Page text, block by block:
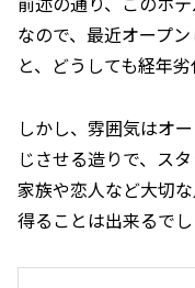
なので、最近オープ
と、どうしても経年
しかし、雰囲気はオ
じさせる造りで、ス
家族や恋人など大切
得ることは出来るでし